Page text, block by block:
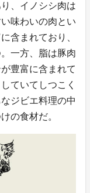
、イノシシ肉は
味わいの肉とい
含まれており、
一方、脂は豚肉
豊富に含まれて
ていてしつこく
ジビエ料理の中
の食材だ。